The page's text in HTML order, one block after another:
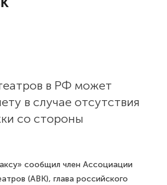
в РФ может
в случае отсутствия
со стороны
сообщил член Ассоциации
(АВК), глава российского